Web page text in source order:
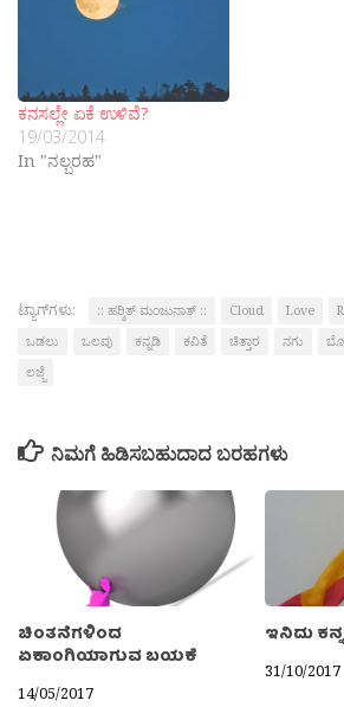
ಕನಸಲ್ಲೇ ಏಕೆ ಉಳಿವೆ?
19/03/2014
In "ನಲ್ಬರಹ"
ಟ್ಯಾಗ್‌ಗಳು: :: ಹರ‍್ಶಿತ್ ಮಂಜುನಾತ್ :: Cloud Love
ಒಡಲು
ಒಲವು ಕನ್ನಡಿ ಕವಿತೆ ಚಿತ್ತಾರ ನಗು
ಲಜ್ಜೆ
ನಿಮಗೆ ಹಿಡಿಸಬಹುದಾದ ಬರಹಗಳು
ಚಿಂತನೆಗಳಿಂದ
ಏಕಾಂಗಿಯಾಗುವ ಬಯಕೆ
14/05/2017
ಇನಿದು
31/10/2017